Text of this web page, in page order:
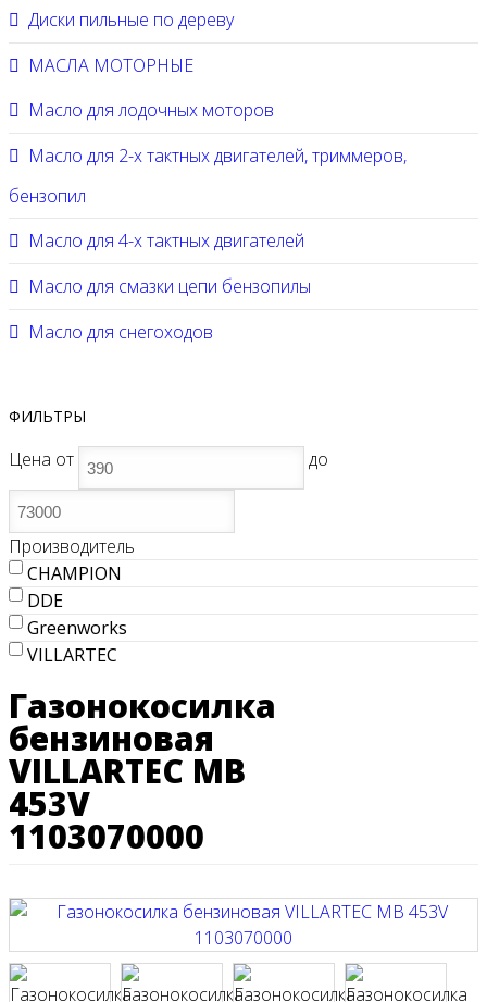
Диски пильные по дереву
МАСЛА МОТОРНЫЕ
Масло для лодочных моторов
Масло для 2-х тактных двигателей, триммеров,
бензопил
Масло для 4-х тактных двигателей
Масло для смазки цепи бензопилы
Масло для снегоходов
ФИЛЬТРЫ
Цена от до
Производитель
CHAMPION
DDE
Greenworks
VILLARTEC
Газонокосилка
бензиновая
VILLARTEC MB
453V
1103070000